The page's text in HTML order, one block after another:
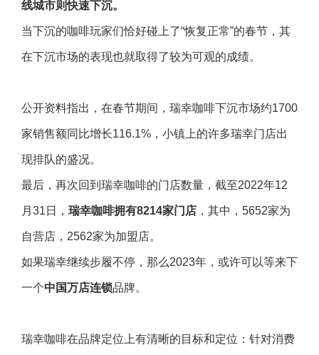
线城市则快速下沉。
当下沉的咖啡玩家们恰好碰上了“恢复正常”的春节，其
在下沉市场的表现也就取得了较为可观的成绩。
公开资料指出，在春节期间，瑞幸咖啡下沉市场约1700
家销售额同比增长116.1%，小镇上的许多瑞幸门店出
现排队的盛况。
最后，再次回到瑞幸咖啡的门店数量，截至2022年12
月31日， 瑞幸咖啡拥有8214家门店 ，其中，5652家为
自营店，2562家为加盟店。
如果瑞幸继续步履不停，那么2023年，或许可以等来下
一个中国万店连锁品牌。
瑞幸咖啡在品牌定位上有清晰的目标和定位：针对消费